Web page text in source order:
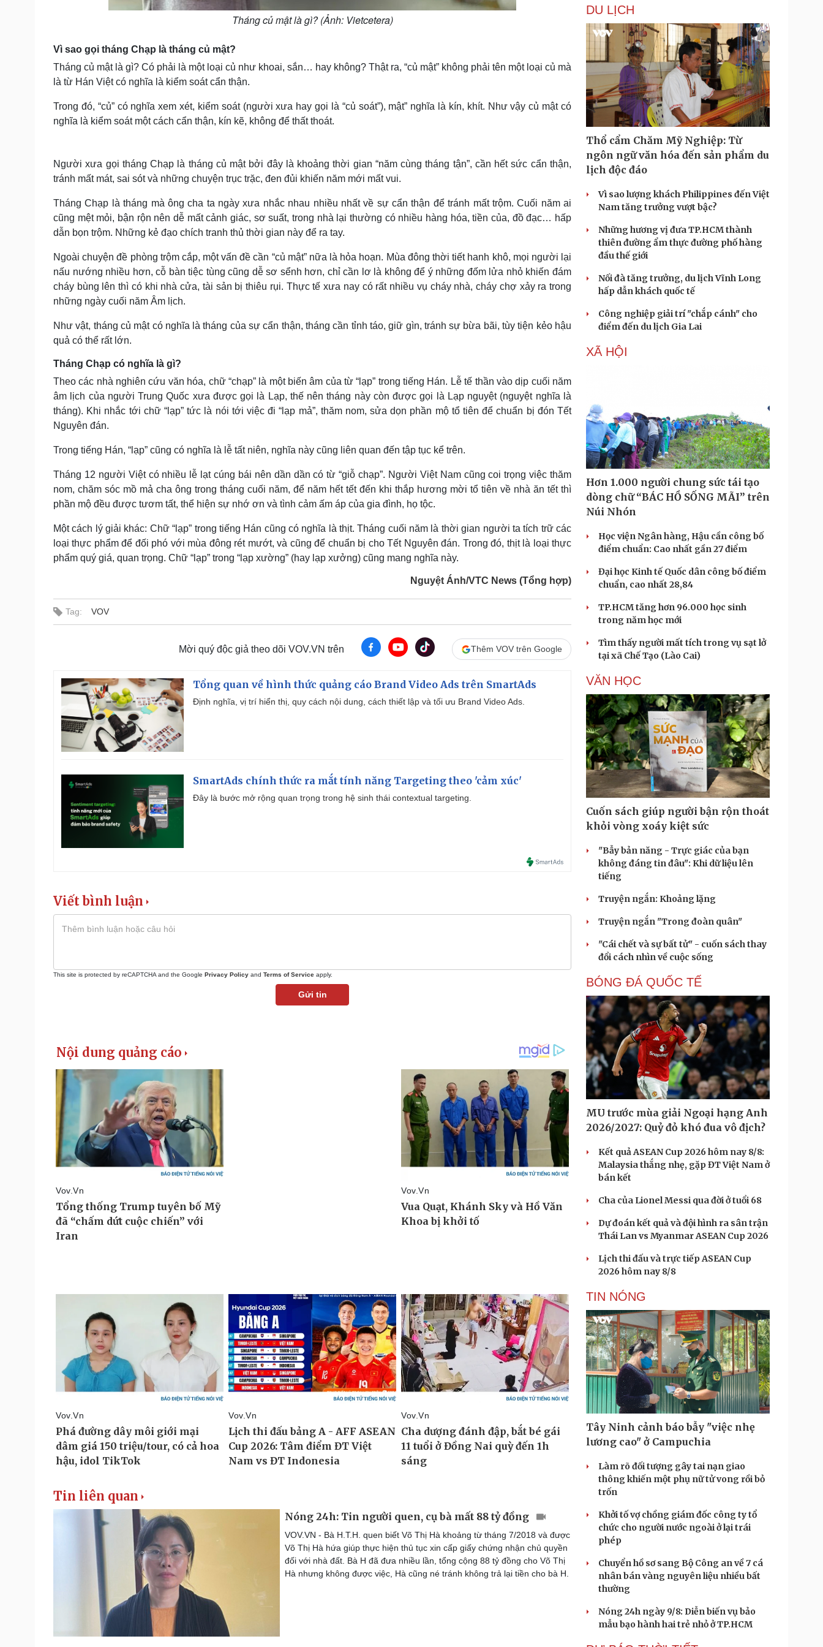
Tháng củ mật là gì? (Ảnh: Vietcetera)
Vì sao gọi tháng Chạp là tháng củ mật?
Tháng củ mật là gì? Có phải là một loại củ như khoai, sắn… hay không? Thật ra, “củ mật” không phải tên một loại củ mà
là từ Hán Việt có nghĩa là kiểm soát cẩn thận.
Trong đó, “củ” có nghĩa xem xét, kiểm soát (người xưa hay gọi là “củ soát”), mật” nghĩa là kín, khít. Như vậy củ mật có
nghĩa là kiểm soát một cách cẩn thận, kín kẽ, không để thất thoát.
Người xưa gọi tháng Chạp là tháng củ mật bởi đây là khoảng thời gian “năm cùng tháng tận”, cần hết sức cẩn thận,
tránh mất mát, sai sót và những chuyện trục trặc, đen đủi khiến năm mới mất vui.
Tháng Chạp là tháng mà ông cha ta ngày xưa nhắc nhau nhiều nhất về sự cẩn thận để tránh mất trộm. Cuối năm ai
cũng mệt mỏi, bận rộn nên dễ mất cảnh giác, sơ suất, trong nhà lại thường có nhiều hàng hóa, tiền của, đồ đạc… hấp
dẫn bọn trộm. Những kẻ đạo chích tranh thủ thời gian này để ra tay.
Ngoài chuyện đề phòng trộm cắp, một vấn đề cần “củ mật” nữa là hỏa hoạn. Mùa đông thời tiết hanh khô, mọi người lại
nấu nướng nhiều hơn, cỗ bàn tiệc tùng cũng dễ sơ sểnh hơn, chỉ cần lơ là không để ý những đốm lửa nhỏ khiến đám
cháy bùng lên thì có khi nhà cửa, tài sản bị thiêu rụi. Thực tế xưa nay có rất nhiều vụ cháy nhà, cháy chợ xảy ra trong
những ngày cuối năm Âm lịch.
Như vật, tháng củ mật có nghĩa là tháng của sự cẩn thận, tháng cần tỉnh táo, giữ gìn, tránh sự bừa bãi, tùy tiện kẻo hậu
quả có thể rất lớn.
Tháng Chạp có nghĩa là gì?
Theo các nhà nghiên cứu văn hóa, chữ “chạp” là một biến âm của từ “lạp” trong tiếng Hán. Lễ tế thần vào dịp cuối năm
âm lịch của người Trung Quốc xưa được gọi là Lạp, thế nên tháng này còn được gọi là Lạp nguyệt (nguyệt nghĩa là
tháng). Khi nhắc tới chữ “lạp” tức là nói tới việc đi “lạp mả”, thăm nom, sửa dọn phần mộ tổ tiên để chuẩn bị đón Tết
Nguyên đán.
Trong tiếng Hán, “lạp” cũng có nghĩa là lễ tất niên, nghĩa này cũng liên quan đến tập tục kể trên.
Tháng 12 người Việt có nhiều lễ lạt cúng bái nên dần dần có từ “giỗ chạp”. Người Việt Nam cũng coi trọng việc thăm
nom, chăm sóc mồ mả cha ông trong tháng cuối năm, để năm hết tết đến khi thắp hương mời tổ tiên về nhà ăn tết thì
phần mộ đều được tươm tất, thể hiện sự nhớ ơn và tình cảm ấm áp của gia đình, họ tộc.
Một cách lý giải khác: Chữ “lạp” trong tiếng Hán cũng có nghĩa là thịt. Tháng cuối năm là thời gian người ta tích trữ các
loại thực phẩm để đối phó với mùa đông rét mướt, và cũng để chuẩn bị cho Tết Nguyên đán. Trong đó, thịt là loại thực
phẩm quý giá, quan trọng. Chữ “lạp” trong “lạp xường” (hay lạp xưởng) cũng mang nghĩa này.
Nguyệt Ánh/VTC News (Tổng hợp)
Tag: VOV
Mời quý độc giả theo dõi VOV.VN trên Thêm VOV trên Google
Tổng quan về hình thức quảng cáo Brand Video Ads trên SmartAds
Định nghĩa, vị trí hiển thị, quy cách nội dung, cách thiết lập và tối ưu Brand Video Ads.
SmartAds chính thức ra mắt tính năng Targeting theo 'cảm xúc'
Đây là bước mở rộng quan trọng trong hệ sinh thái contextual targeting.
Viết bình luận
This site is protected by reCAPTCHA and the Google Privacy Policy and Terms of Service apply.
Gửi tin
Tin liên quan
Nóng 24h: Tin người quen, cụ bà mất 88 tỷ đồng
VOV.VN - Bà H.T.H. quen biết Võ Thị Hà khoảng từ tháng 7/2018 và được
Võ Thị Hà hứa giúp thực hiện thủ tục xin cấp giấy chứng nhận chủ quyền
đối với nhà đất. Bà H đã đưa nhiều lần, tổng cộng 88 tỷ đồng cho Võ Thị
Hà nhưng không được việc, Hà cũng né tránh không trả lại tiền cho bà H.
DU LỊCH
Thổ cẩm Chăm Mỹ Nghiệp: Từ
ngôn ngữ văn hóa đến sản phẩm du
lịch độc đáo
Vì sao lượng khách Philippines đến Việt
Nam tăng trưởng vượt bậc?
Những hương vị đưa TP.HCM thành
thiên đường ẩm thực đường phố hàng
đầu thế giới
Nối đà tăng trưởng, du lịch Vĩnh Long
hấp dẫn khách quốc tế
Công nghiệp giải trí "chắp cánh" cho
điểm đến du lịch Gia Lai
XÃ HỘI
Hơn 1.000 người chung sức tái tạo
dòng chữ “BÁC HỒ SỐNG MÃI” trên
Núi Nhón
Học viện Ngân hàng, Hậu cần công bố
điểm chuẩn: Cao nhất gần 27 điểm
Đại học Kinh tế Quốc dân công bố điểm
chuẩn, cao nhất 28,84
TP.HCM tăng hơn 96.000 học sinh
trong năm học mới
Tìm thấy người mất tích trong vụ sạt lở
tại xã Chế Tạo (Lào Cai)
VĂN HỌC
Cuốn sách giúp người bận rộn thoát
khỏi vòng xoáy kiệt sức
"Bẫy bản năng - Trực giác của bạn
không đáng tin đâu": Khi dữ liệu lên
tiếng
Truyện ngắn: Khoảng lặng
Truyện ngắn "Trong đoàn quân"
"Cái chết và sự bất tử" - cuốn sách thay
đổi cách nhìn về cuộc sống
BÓNG ĐÁ QUỐC TẾ
MU trước mùa giải Ngoại hạng Anh
2026/2027: Quỷ đỏ khó đua vô địch?
Kết quả ASEAN Cup 2026 hôm nay 8/8:
Malaysia thắng nhẹ, gặp ĐT Việt Nam ở
bán kết
Cha của Lionel Messi qua đời ở tuổi 68
Dự đoán kết quả và đội hình ra sân trận
Thái Lan vs Myanmar ASEAN Cup 2026
Lịch thi đấu và trực tiếp ASEAN Cup
2026 hôm nay 8/8
TIN NÓNG
Tây Ninh cảnh báo bẫy "việc nhẹ
lương cao" ở Campuchia
Làm rõ đối tượng gây tai nạn giao
thông khiến một phụ nữ tử vong rồi bỏ
trốn
Khởi tố vợ chồng giám đốc công ty tổ
chức cho người nước ngoài ở lại trái
phép
Chuyển hồ sơ sang Bộ Công an về 7 cá
nhân bán vàng nguyên liệu nhiều bất
thường
Nóng 24h ngày 9/8: Diễn biến vụ bảo
mẫu bạo hành hai trẻ nhỏ ở TP.HCM